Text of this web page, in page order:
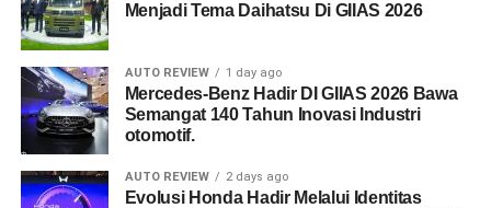
Menjadi Tema Daihatsu Di GIIAS 2026
AUTO REVIEW 1 day ago
Mercedes-Benz Hadir DI GIIAS 2026 Bawa
Semangat 140 Tahun Inovasi Industri
otomotif.
AUTO REVIEW 2 days ago
Evolusi Honda Hadir Melalui Identitas